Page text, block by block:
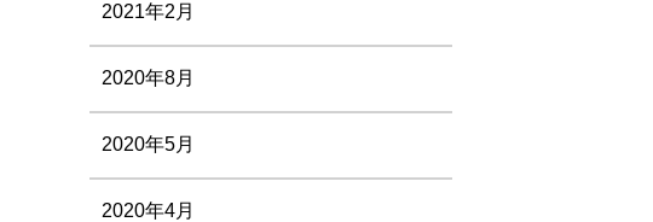
2021年2月
2020年8月
2020年5月
2020年4月